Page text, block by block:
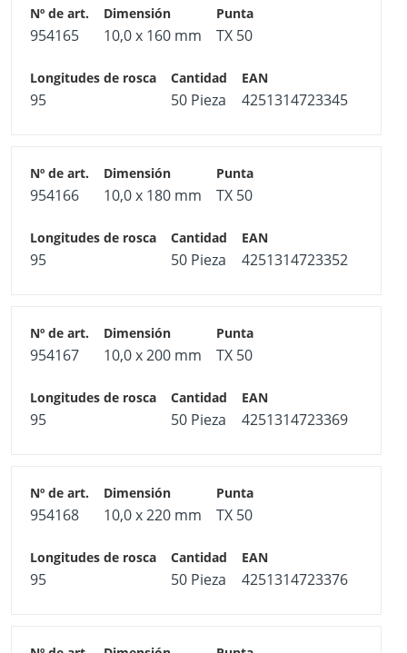
954165 10,0 x 160 mm TX 50
95 50 Pieza 4251314723345
954166 10,0 x 180 mm TX 50
95 50 Pieza 4251314723352
954167 10,0 x 200 mm TX 50
95 50 Pieza 4251314723369
954168 10,0 x 220 mm TX 50
95 50 Pieza 4251314723376